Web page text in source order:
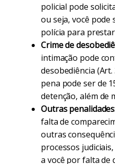
policial pode
ou seja, você pode
polícia para
Crime de
intimação pode
desobediência (Art.
pena pode ser de
detenção, além de
Outras
falta de
outras
processos
a você por falta de